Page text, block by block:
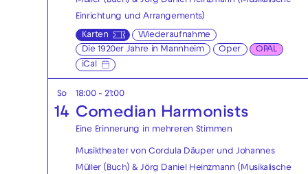
Einrichtung und Arrangements)
Karten
Wiederaufnahme
Die 1920er Jahre in Mannheim
Oper
OPAL
iCal
So
14
18:00 - 21:00
Comedian Harmonists
Eine Erinnerung in mehreren Stimmen
Musiktheater von Cordula Däuper und Johannes
Müller (Buch) & Jörg Daniel Heinzmann (Musikalische